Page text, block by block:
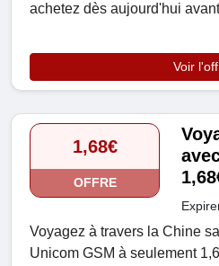
achetez dès aujourd'hui
Voir
1,68€
OFFRE
Voyagez à travers la Chine
Unicom GSM à seulement